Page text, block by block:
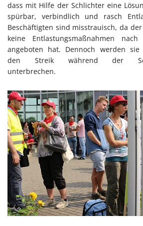
dass mit Hilfe der Schlichter eine
spürbar, verbindlich und rasch
Beschäftigten sind misstrauisch, da
keine Entlastungsmaßnahmen
angeboten hat. Dennoch werden sie
den Streik während der
unterbrechen.